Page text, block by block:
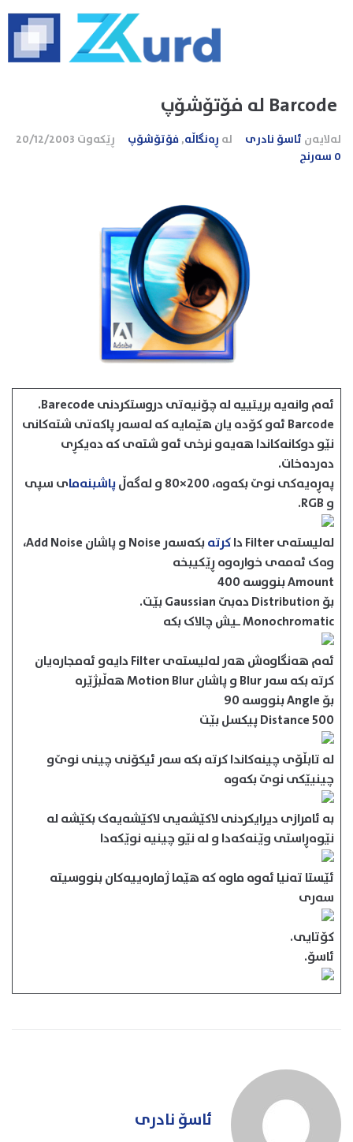
لەلایەن ئاسۆ نادری لە ڕەنگاڵە,فۆتۆشۆپ ڕێکەوت 20/12/2003
0 سەرنج
ئه‌م وانه‌یه‌ بریتییه‌ له‌ چۆنیه‌تی دروستكردنی Barecode.
Barcode ئه‌و كۆده‌ یان هێمایه‌ كه‌ له‌سه‌ر پاكه‌تی شته‌كانی
نێو دوكانه‌كاندا هه‌یه‌و نرخی ئه‌و شته‌ی كه‌ ده‌یكڕی
ده‌رده‌خات.
په‌ڕه‌یه‌كی نوێ بكه‌وه‌، 200×80 و له‌گه‌ڵ
پاشبنه‌مای سپی
و RGB.
له‌لیسته‌ی Filter دا
كرته‌
‌ بكه‌سه‌ر Noise و پاشان Add Noise،
وه‌ک ئه‌مه‌ی خواره‌وه‌ ڕێكیبخه‌
Amount بنووسه‌ 400
بۆ Distribution ده‌بێ Gaussian بێت.
Monochromatic ـیش چالاک بكه‌
ئه‌م هه‌نگاوه‌ش هه‌ر له‌لیسته‌ی Filter دایه‌و ئه‌مجاره‌یان
كرته‌ بكه‌ سه‌ر Blur و پاشان Motion Blur هه‌ڵبژێره‌
بۆ Angle بنووسه‌ 90
Distance 500 پیكسل بێت
له‌ تابڵۆی چینه‌كاندا كرته‌ بكه‌ سه‌ر ئیكۆنی چینی نوێ‌و
چینیێكی نوێ بكه‌وه‌
به‌ ئامرازی دیرایكردنی لاكێشه‌یی لاكێشه‌یه‌ک بكێشه‌ له‌
نێوه‌ڕاستی وێنه‌كه‌دا و له‌ نێو چینیه‌ نوێكه‌دا
ئێستا ته‌نیا ئه‌وه‌ ماوه‌ كه‌ هێما ژماره‌ییه‌كان بنووسیته‌
سه‌ری
كۆتایی.
ئاسۆ.
ئاسۆ نادری